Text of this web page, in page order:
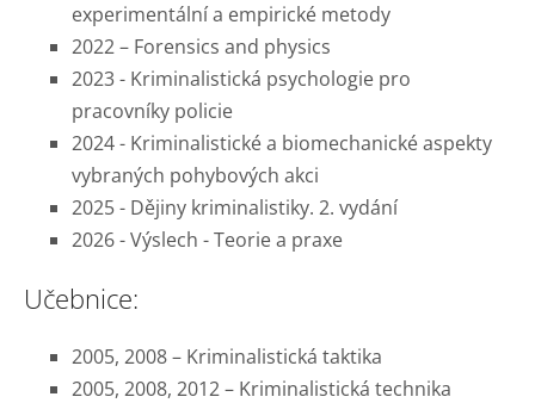
experimentální a empirické metody
2022 – Forensics and physics
2023 - Kriminalistická psychologie pro
pracovníky policie
2024 - Kriminalistické a biomechanické aspekty
vybraných pohybových akci
2025 - Dějiny kriminalistiky. 2. vydání
2026 - Výslech - Teorie a praxe
Učebnice:
2005, 2008 – Kriminalistická taktika
2005, 2008, 2012 – Kriminalistická technika